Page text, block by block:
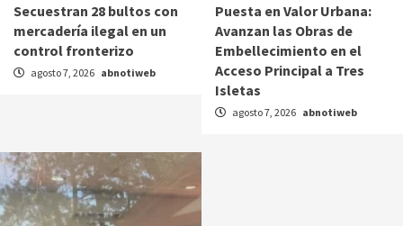
Secuestran 28 bultos con
mercadería ilegal en un
control fronterizo
agosto 7, 2026 abnotiweb
Puesta en Valor Urbana:
Avanzan las Obras de
Embellecimiento en el
Acceso Principal a Tres
Isletas
agosto 7, 2026 abnotiweb